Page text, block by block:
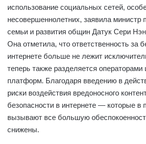
использование социальных сетей,
несовершеннолетних, заявила
семьи и развития общин Датук Сери
Она отметила, что ответственность за
интернете больше не лежит
теперь также разделяется
платформ. Благодаря введению в
риски воздействия вредоносного
безопасности в интернете — которые в
вызывают все большую
снижены.